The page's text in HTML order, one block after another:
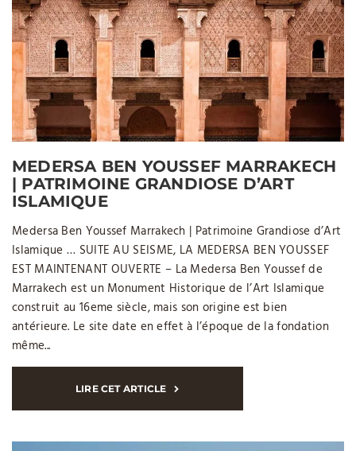
MEDERSA BEN YOUSSEF MARRAKECH
| PATRIMOINE GRANDIOSE D’ART
ISLAMIQUE
Medersa Ben Youssef Marrakech | Patrimoine Grandiose d’Art
Islamique … SUITE AU SEISME, LA MEDERSA BEN YOUSSEF
EST MAINTENANT OUVERTE – La Medersa Ben Youssef de
Marrakech est un Monument Historique de l’Art Islamique
construit au 16eme siècle, mais son origine est bien
antérieure. Le site date en effet à l’époque de la fondation
même...
LIRE CET ARTICLE